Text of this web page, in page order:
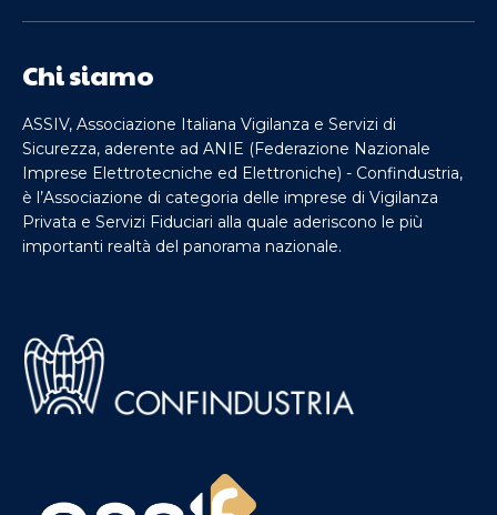
Chi siamo
ASSIV, Associazione Italiana Vigilanza e Servizi di
Sicurezza, aderente ad ANIE (Federazione Nazionale
Imprese Elettrotecniche ed Elettroniche) - Confindustria,
è l’Associazione di categoria delle imprese di Vigilanza
Privata e Servizi Fiduciari alla quale aderiscono le più
importanti realtà del panorama nazionale.